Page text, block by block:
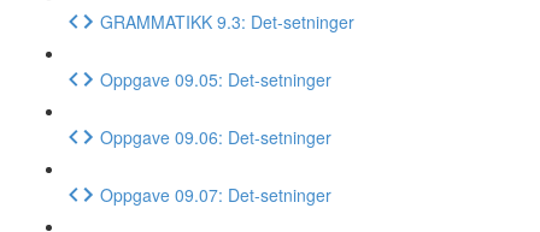
GRAMMATIKK 9.3: Det-setninger
Oppgave 09.05: Det-setninger
Oppgave 09.06: Det-setninger
Oppgave 09.07: Det-setninger